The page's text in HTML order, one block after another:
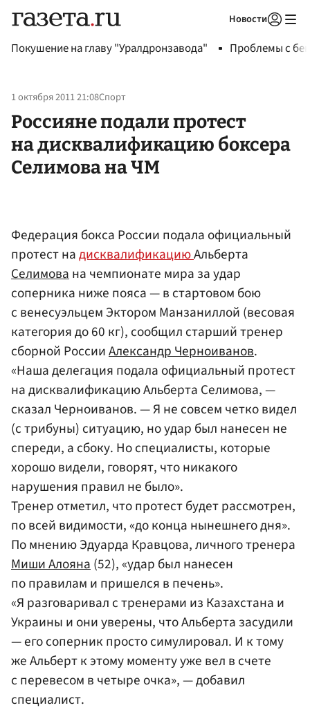
Новости
Покушение на главу "Уралдронзавода" Проблемы с
1 октября 2011 21:08Спорт
Россияне подали протест
на дисквалификацию боксера
Селимова на ЧМ
Федерация бокса России подала официальный
протест надисквалификациюАльберта
Селимована чемпионате мира за удар
соперника ниже пояса — в стартовом бою
с венесуэльцем Эктором Манзаниллой (весовая
категория до 60 кг), сообщил старший тренер
сборной РоссииАлександр Черноиванов.
«Наша делегация подала официальный протест
на дисквалификацию Альберта Селимова, —
сказал Черноиванов. — Я не совсем четко видел
(с трибуны) ситуацию, но удар был нанесен не
спереди, а сбоку. Но специалисты, которые
хорошо видели, говорят, что никакого
нарушения правил не было».
Тренер отметил, что протест будет рассмотрен,
по всей видимости, «до конца нынешнего дня».
По мнению Эдуарда Кравцова, личного тренера
Миши Алояна(52), «удар был нанесен
по правилам и пришелся в печень».
«Я разговаривал с тренерами из Казахстана и
Украины и они уверены, что Альберта засудили
— его соперник просто симулировал. И к тому
же Альберт к этому моменту уже вел в счете
с перевесом в четыре очка», — добавил
специалист.